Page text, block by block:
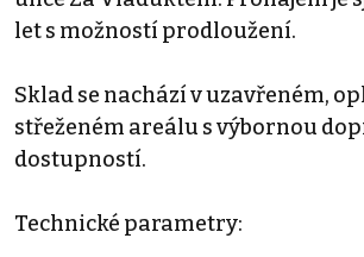
let s možností prodloužení.
Sklad se nachází v uzavřeném,
střeženém areálu s výbornou
dostupností.
Technické parametry: